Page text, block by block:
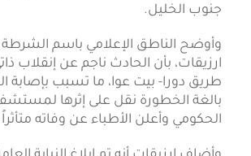
جنوب الخليل.
وأوضح الناطق الإعلامي باسم الشرطة
ارزيقات، بأن الحادث ناجم عن إنقلاب
طريق دورا- بيت عوا، ما تسبب بإصابة
بالغة الخطورة نقل على إثرها
الحكومي وأعلن الأطباء عن وفاته